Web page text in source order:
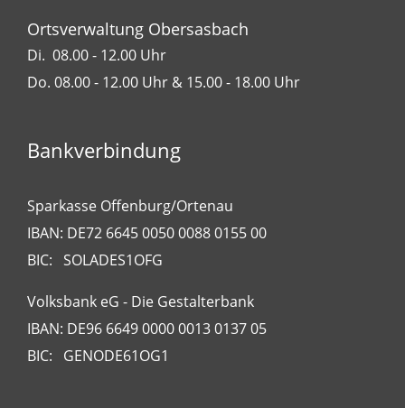
Ortsverwaltung Obersasbach
Di. 08.00 - 12.00 Uhr
Do. 08.00 - 12.00 Uhr & 15.00 - 18.00 Uhr
Bankverbindung
Sparkasse Offenburg/Ortenau
IBAN: DE72 6645 0050 0088 0155 00
BIC: SOLADES1OFG
Volksbank eG - Die Gestalterbank
IBAN: DE96 6649 0000 0013 0137 05
BIC: GENODE61OG1